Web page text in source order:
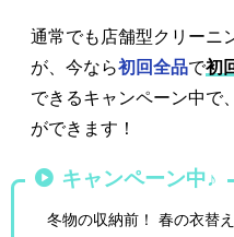
通常でも店舗型クリーニ
が、今なら初回全品で初
できるキャンペーン中で、
ができます！
キャンペーン中♪
冬物の収納前！ 春の衣替